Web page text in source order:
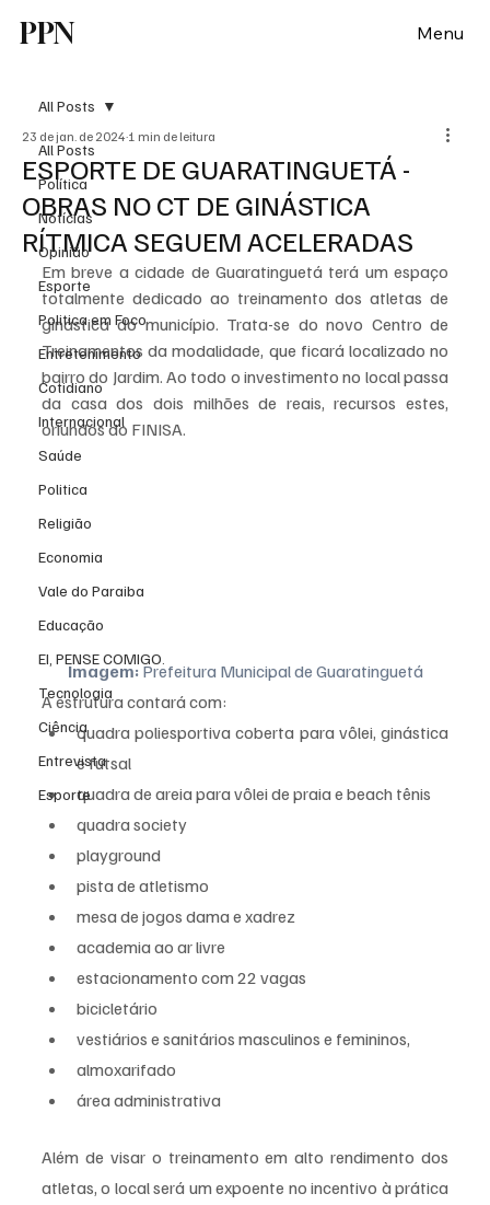
PPN Menu
All Posts
Política
Notícias
Opinião
Esporte
Politica em Foco
Entretenimento
Cotidiano
Internacional
Saúde
Politica
Religião
Economia
Vale do Paraiba
Educação
EI, PENSE COMIGO.
Tecnologia
Ciência
Entrevista
Esporte
All Posts
ESPORTE DE GUARATINGUETÁ -
OBRAS NO CT DE GINÁSTICA
RÍTMICA SEGUEM ACELERADAS
23 de jan. de 2024 1 min de leitura
Em breve a cidade de Guaratinguetá terá um espaço
totalmente dedicado ao treinamento dos atletas de
ginástica do município. Trata-se do novo Centro de
Treinamentos da modalidade, que ficará localizado no
bairro do Jardim. Ao todo o investimento no local passa
da casa dos dois milhões de reais, recursos estes,
oriundos do FINISA.
Imagem: Prefeitura Municipal de Guaratinguetá
A estrutura contará com:
quadra poliesportiva coberta para vôlei, ginástica
e futsal
quadra de areia para vôlei de praia e beach tênis
quadra society
playground
pista de atletismo
mesa de jogos dama e xadrez
academia ao ar livre
estacionamento com 22 vagas
bicicletário
vestiários e sanitários masculinos e femininos,
almoxarifado
área administrativa
Além de visar o treinamento em alto rendimento dos
atletas, o local será um expoente no incentivo à prática